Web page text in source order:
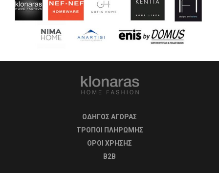
ΟΔΗΓΟΣ ΑΓΟΡΑΣ
ΤΡΟΠΟΙ ΠΛΗΡΩΜΗΣ
OΡΟΙ ΧΡΗΣΗΣ
B2B